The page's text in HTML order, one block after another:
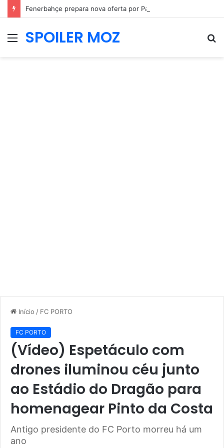
MenuSPOILER MOZ
Início / FC PORTO
FC PORTO
(Vídeo) Espetáculo com
drones iluminou céu junto
ao Estádio do Dragão para
homenagear Pinto da Costa
Antigo presidente do FC Porto morreu há um
ano